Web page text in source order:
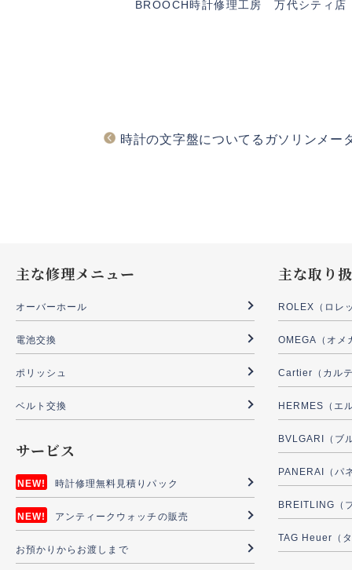
BROOCH時計修理工房 万代シティ店
時計の文字盤についてるガソリンメー
主な修理メニュー
オーバーホール
電池交換
ポリッシュ
ベルト交換
サービス
時計修理無料見積りパック
アンティークウォッチの販売
お預かりからお渡しまで
主な取り
ROLEX（ロレ
OMEGA（オメ
Cartier（カル
HERMES（エ
BVLGARI（ブ
PANERAI（パ
BREITLING（
TAG Heuer（